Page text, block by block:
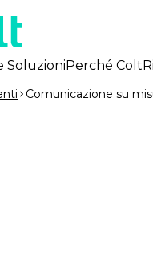
SoluzioniPerché Colt
Comunicazione su